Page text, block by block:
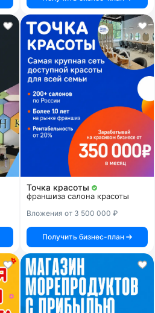
Точка красоты
франшиза салона красоты
Вложения от 3 500 000 ₽
Получить бизнес-план